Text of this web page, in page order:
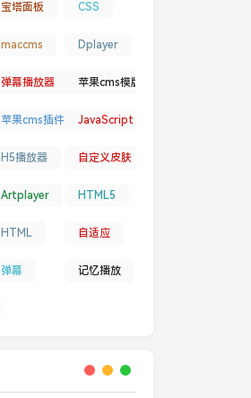
宝塔面板 CSS
maccms Dplayer
弹幕播放器 苹果cms模版
苹果cms插件 JavaScript
H5播放器 自定义皮肤
Artplayer HTML5
HTML 自适应
弹幕 记忆播放